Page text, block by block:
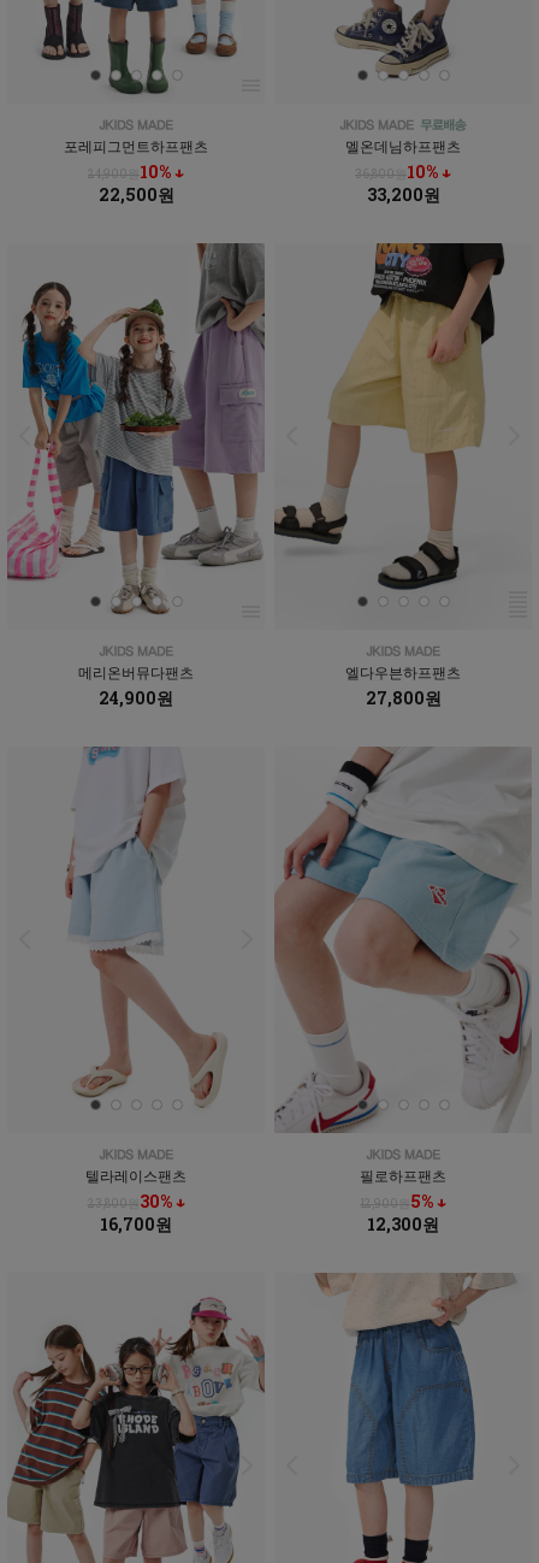
포레피그먼트하프팬츠
24,900원10% ↓
22,500원
멜온데님하프팬츠
36,800원10% ↓
33,200원
메리온버뮤다팬츠
24,900원
엘다우븐하프팬츠
27,800원
텔라레이스팬츠
23,800원30% ↓
16,700원
필로하프팬츠
12,900원5% ↓
12,300원